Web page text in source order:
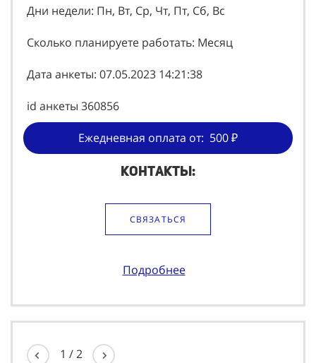
Дни недели: Пн, Вт, Ср, Чт, Пт, Сб, Вс
Сколько планируете работать: Месяц
Дата анкеты: 07.05.2023 14:21:38
id анкеты 360856
Ежедневная оплата от: 500 ₽
Контакты:
СВЯЗАТЬСЯ
Подробнее
1 /2